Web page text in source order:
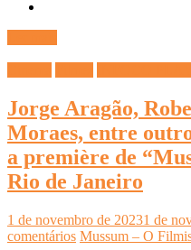
Jorge Aragão,
Moraes, entre
a première de
Rio de Janeiro
1 de novembro de 20231 de
comentários Mussum – O